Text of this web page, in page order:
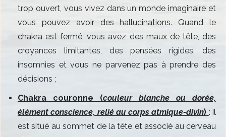
trop ouvert, vous vivez dans un monde imaginaire et
vous pouvez avoir des hallucinations. Quand le
chakra est fermé, vous avez des maux de tête, des
croyances limitantes, des pensées rigides, des
insomnies et vous ne parvenez pas à prendre des
décisions ;
Chakra couronne (couleur blanche ou dorée,
élément conscience, relié au corps atmique-divin) : il
est situé au sommet de la tête et associé au cerveau